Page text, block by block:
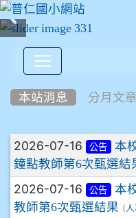
本站消息 分月文章
文章列表
2026-07-16 公告
本
鐘點教師第6次甄選結
2026-07-16 公告
本
教師第6次甄選結果 (